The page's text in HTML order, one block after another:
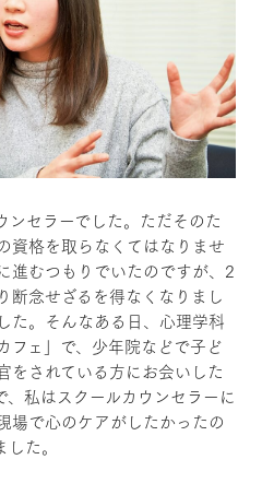
ンセラーでした。ただそのた
資格を取らなくてはなりませ
進むつもりでいたのですが、2
断念せざるを得なくなりまし
た。そんなある日、心理学科
フェ」で、少年院などで子ど
をされている方にお会いした
私はスクールカウンセラーに
場で心のケアがしたかったの
た。